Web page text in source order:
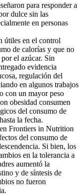
para responder a
dulce sin las
en personas
útiles en el control
de calorías y que no
el azúcar. Sin
evidencia
regulación del
en algunos trabajos
con un mayor peso
obesidad consumen
del consumo de
la fecha.
Frontiers in Nutrition
del consumo de
Si bien, los
en la tolerancia a
aumentó la
y de síntesis de
no fueron